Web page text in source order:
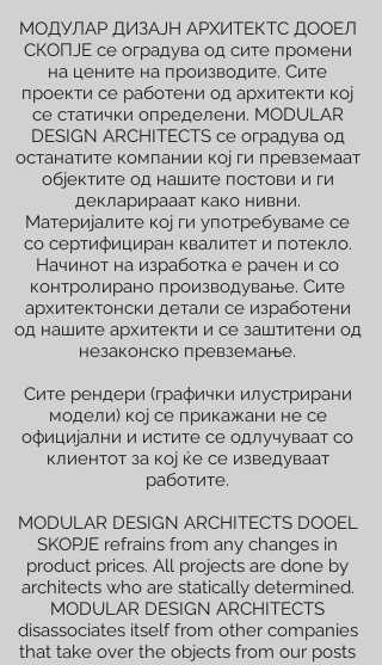
МОДУЛАР ДИЗАЈН АРХИТЕКТС ДООЕЛ
СКОПЈЕ се оградува од сите промени
на цените на производите. Сите
проекти се работени од архитекти кој
се статички определени. MODULAR
DESIGN ARCHITECTS се оградува од
останатите компании кој ги превземаат
објектите од нашите постови и ги
декларирааат како нивни.
Материјалите кој ги употребуваме се
со сертифициран квалитет и потекло.
Начинот на изработка е рачен и со
контролирано производување. Сите
архитектонски детали се изработени
од нашите архитекти и се заштитени од
незаконско превземање.
Сите рендери (графички илустрирани
модели) кој се прикажани не се
официјални и истите се одлучуваат со
клиентот за кој ќе се изведуваат
работите.
MODULAR DESIGN ARCHITECTS DOOEL
SKOPJE refrains from any changes in
product prices. All projects are done by
architects who are statically determined.
MODULAR DESIGN ARCHITECTS
disassociates itself from other companies
that take over the objects from our posts